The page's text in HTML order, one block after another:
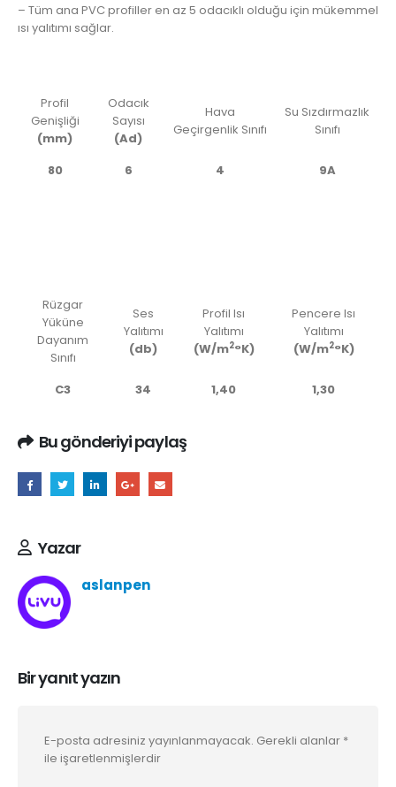
– Tüm ana PVC profiller en az 5 odacıklı olduğu için mükemmel
ısı yalıtımı sağlar.
Profil
Genişliği
(mm)
Odacık
Sayısı
(Ad)
Hava
Geçirgenlik Sınıfı
Su Sızdırmazlık
Sınıfı
80 6 4 9A
Rüzgar
Yüküne
Dayanım
Sınıfı
Ses
Yalıtımı
(db)
Profil Isı
Yalıtımı
(W/m2°K)
Pencere Isı
Yalıtımı
(W/m2°K)
C3 34 1,40 1,30
Bu gönderiyi paylaş
Yazar
aslanpen
Bir yanıt yazın
E-posta adresiniz yayınlanmayacak. Gerekli alanlar *
ile işaretlenmişlerdir